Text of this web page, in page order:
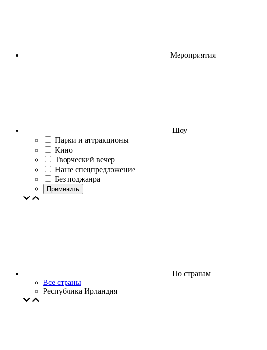
Мероприятия
Шоу
Парки и аттракционы
Кино
Творческий вечер
Наше спецпредложение
Без поджанра
Применить
По странам
Все страны
Республика Ирландия